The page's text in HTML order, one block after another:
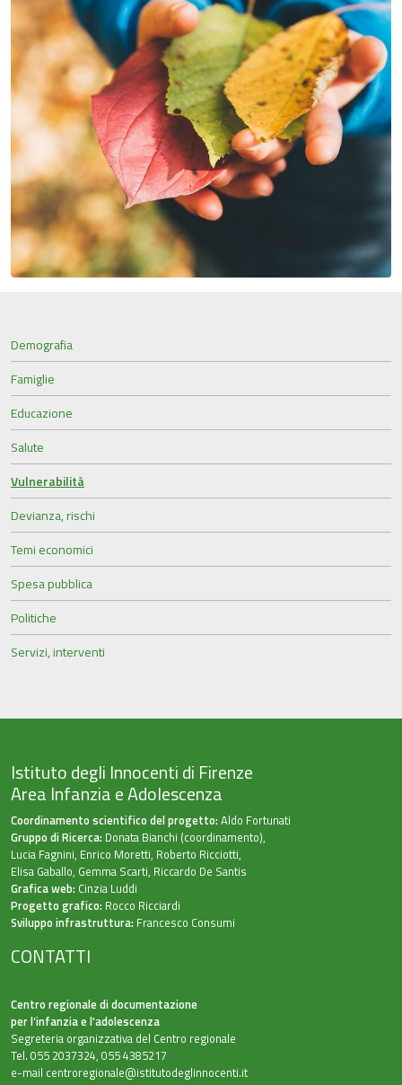
Demografia
Famiglie
Educazione
Salute
Vulnerabilità
Devianza, rischi
Temi economici
Spesa pubblica
Politiche
Servizi, interventi
Istituto degli Innocenti di Firenze
Area Infanzia e Adolescenza
Coordinamento scientifico del progetto: Aldo Fortunati
Gruppo di Ricerca: Donata Bianchi (coordinamento),
Lucia Fagnini, Enrico Moretti, Roberto Ricciotti,
Elisa Gaballo, Gemma Scarti, Riccardo De Santis
Grafica web: Cinzia Luddi
Progetto grafico: Rocco Ricciardi
Sviluppo infrastruttura: Francesco Consumi
CONTATTI
Centro regionale di documentazione
per l’infanzia e l'adolescenza
Segreteria organizzativa del Centro regionale
Tel. 055 2037324, 055 4385217
e-mail centroregionale@istitutodeglinnocenti.it